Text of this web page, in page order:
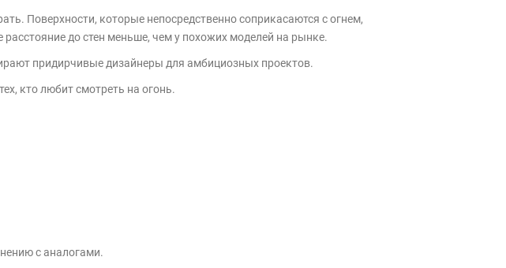
Поверхности, которые непосредственно соприкасаются с огнем,
до стен меньше, чем у похожих моделей на рынке.
придирчивые дизайнеры для амбициозных проектов.
кто любит смотреть на огонь.
с аналогами.